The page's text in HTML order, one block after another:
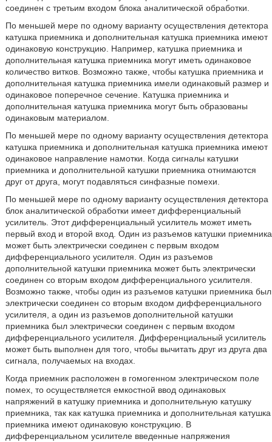
соединен с третьим входом блока аналитической обработки.
По меньшей мере по одному варианту осуществления детектора
катушка приемника и дополнительная катушка приемника имеют
одинаковую конструкцию. Например, катушка приемника и
дополнительная катушка приемника могут иметь одинаковое
количество витков. Возможно также, чтобы катушка приемника и
дополнительная катушка приемника имели одинаковый размер и
одинаковое поперечное сечение. Катушка приемника и
дополнительная катушка приемника могут быть образованы
одинаковым материалом.
По меньшей мере по одному варианту осуществления детектора
катушка приемника и дополнительная катушка приемника имеют
одинаковое направление намотки. Когда сигналы катушки
приемника и дополнительной катушки приемника отнимаются
друг от друга, могут подавляться синфазные помехи.
По меньшей мере по одному варианту осуществления детектора
блок аналитической обработки имеет дифференциальный
усилитель. Этот дифференциальный усилитель может иметь
первый вход и второй вход. Один из разъемов катушки приемника
может быть электрически соединен с первым входом
дифференциального усилителя. Один из разъемов
дополнительной катушки приемника может быть электрически
соединен со вторым входом дифференциального усилителя.
Возможно также, чтобы один из разъемов катушки приемника был
электрически соединен со вторым входом дифференциального
усилителя, а один из разъемов дополнительной катушки
приемника был электрически соединен с первым входом
дифференциального усилителя. Дифференциальный усилитель
может быть выполнен для того, чтобы вычитать друг из друга два
сигнала, получаемых на входах.
Когда приемник расположен в гомогенном электрическом поле
помех, то осуществляется емкостной ввод одинаковых
напряжений в катушку приемника и дополнительную катушку
приемника, так как катушка приемника и дополнительная катушка
приемника имеют одинаковую конструкцию. В
дифференциальном усилителе введенные напряжения